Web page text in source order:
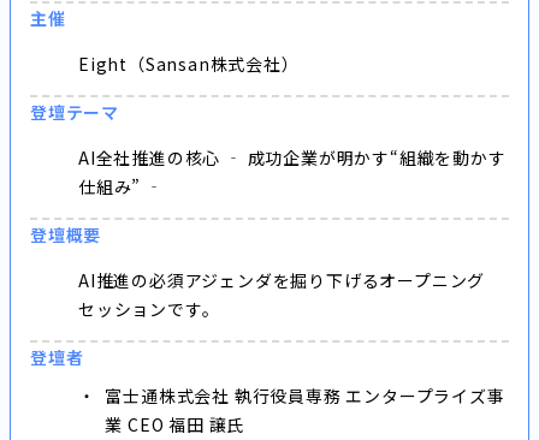
主催
Eight（Sansan株式会社）
登壇テーマ
AI全社推進の核心 ‐ 成功企業が明かす“組織を動かす
仕組み” ‐
登壇概要
AI推進の必須アジェンダを掘り下げるオープニング
セッションです。
登壇者
富士通株式会社 執行役員専務 エンタープライズ事
業 CEO 福田 譲氏